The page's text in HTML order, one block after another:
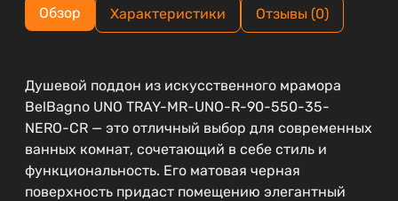
Обзор Характеристики Отзывы (0)
Душевой поддон из искусственного мрамора
BelBagno UNO TRAY-MR-UNO-R-90-550-35-
NERO-CR — это отличный выбор для современных
ванных комнат, сочетающий в себе стиль и
функциональность. Его матовая черная
поверхность придаст помещению элегантный